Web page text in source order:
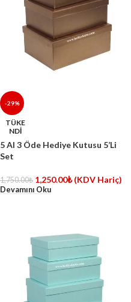
-29%
TÜKE
NDİ
5 Al 3 Öde Hediye Kutusu 5’Li
Set
1,750.00₺ 1,250.00₺ (KDV Hariç)
Devamını Oku